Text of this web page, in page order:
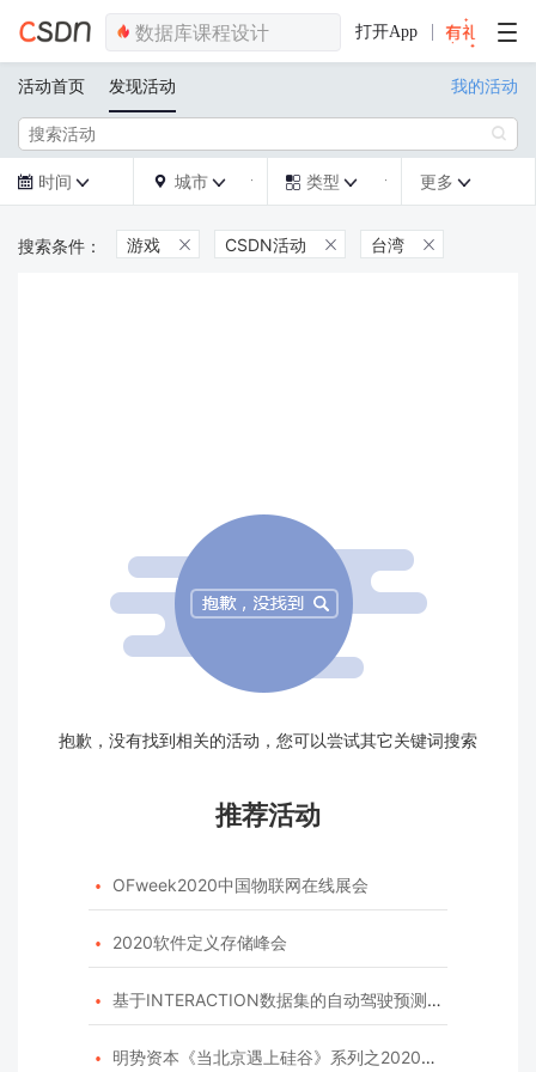
打开App
活动首页 发现活动 我的活动

 时间   城市   类型  更多 
游戏  CSDN活动  台湾 
抱歉，没有找到相关的活动，您可以尝试其它关键词搜索
推荐活动
 OFweek2020中国物联网在线展会
 2020软件定义存储峰会
 基于INTERACTION数据集的自动驾驶预测模型挑战赛
 明势资本《当北京遇上硅谷》系列之2020年度开源峰会